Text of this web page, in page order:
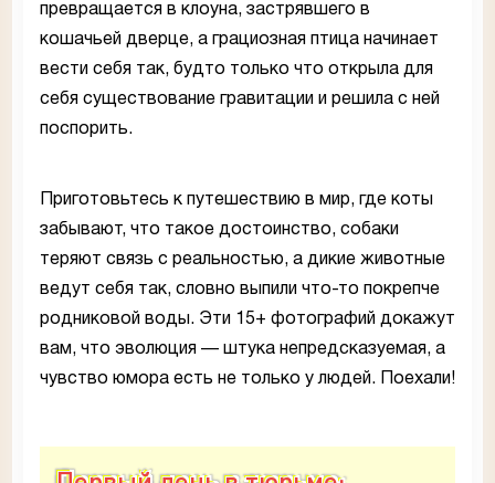
превращается в клоуна, застрявшего в
кошачьей дверце, а грациозная птица начинает
вести себя так, будто только что открыла для
себя существование гравитации и решила с ней
поспорить.
Приготовьтесь к путешествию в мир, где коты
забывают, что такое достоинство, собаки
теряют связь с реальностью, а дикие животные
ведут себя так, словно выпили что-то покрепче
родниковой воды. Эти 15+ фотографий докажут
вам, что эволюция — штука непредсказуемая, а
чувство юмора есть не только у людей. Поехали!